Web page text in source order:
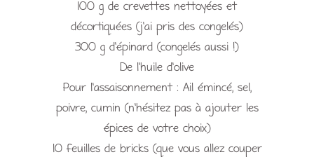
100 g de crevettes nettoyées et
décortiquées (j’ai pris des congelés)
300 g d’épinard (congelés aussi !)
De l’huile d’olive
Pour l’assaisonnement : Ail émincé, sel,
poivre, cumin (n’hésitez pas à ajouter les
épices de votre choix)
10 feuilles de bricks (que vous allez couper